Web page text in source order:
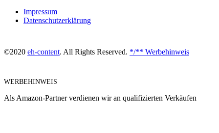
Impressum
Datenschutzerklärung
©2020 eh-content. All Rights Reserved. */** Werbehinweis
WERBEHINWEIS
Als Amazon-Partner verdienen wir an qualifizierten Verkäufen